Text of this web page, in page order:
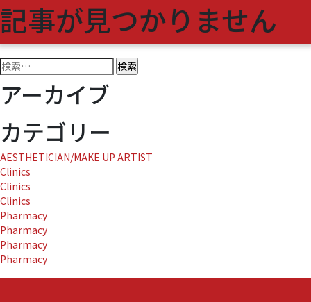
( 0 )
記事が見つかりません
検
索:
アーカイブ
カテゴリー
AESTHETICIAN/MAKE UP ARTIST
Clinics
Clinics
Clinics
Pharmacy
Pharmacy
Pharmacy
Pharmacy